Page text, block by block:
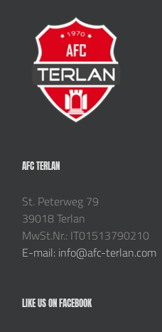
AFC TERLAN
St. Peterweg 79
39018 Terlan
MwSt.Nr.: IT01513790210
E-mail: info@afc-terlan.com
LIKE US ON FACEBOOK